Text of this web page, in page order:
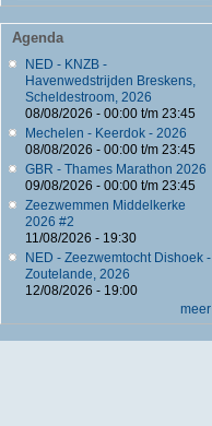
Agenda
NED - KNZB -
Havenwedstrijden Breskens,
Scheldestroom, 2026
08/08/2026 - 00:00t/m 23:45
Mechelen - Keerdok - 2026
08/08/2026 - 00:00t/m 23:45
GBR - Thames Marathon 2026
09/08/2026 - 00:00t/m 23:45
Zeezwemmen Middelkerke
2026 #2
11/08/2026 - 19:30
NED - Zeezwemtocht Dishoek -
Zoutelande, 2026
12/08/2026 - 19:00
meer